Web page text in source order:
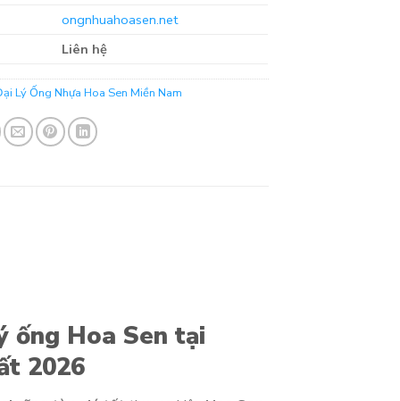
ongnhuahoasen.net
Liên hệ
Lý Ống Nhựa Hoa Sen Miền Nam
ống Hoa Sen tại
2026